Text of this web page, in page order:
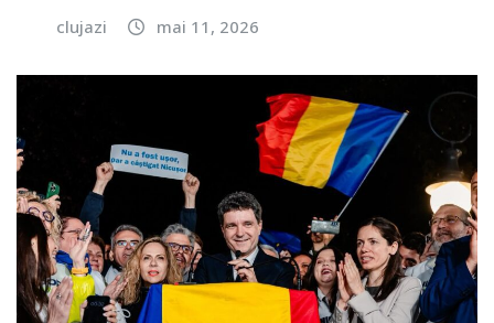
clujazi mai 11, 2026